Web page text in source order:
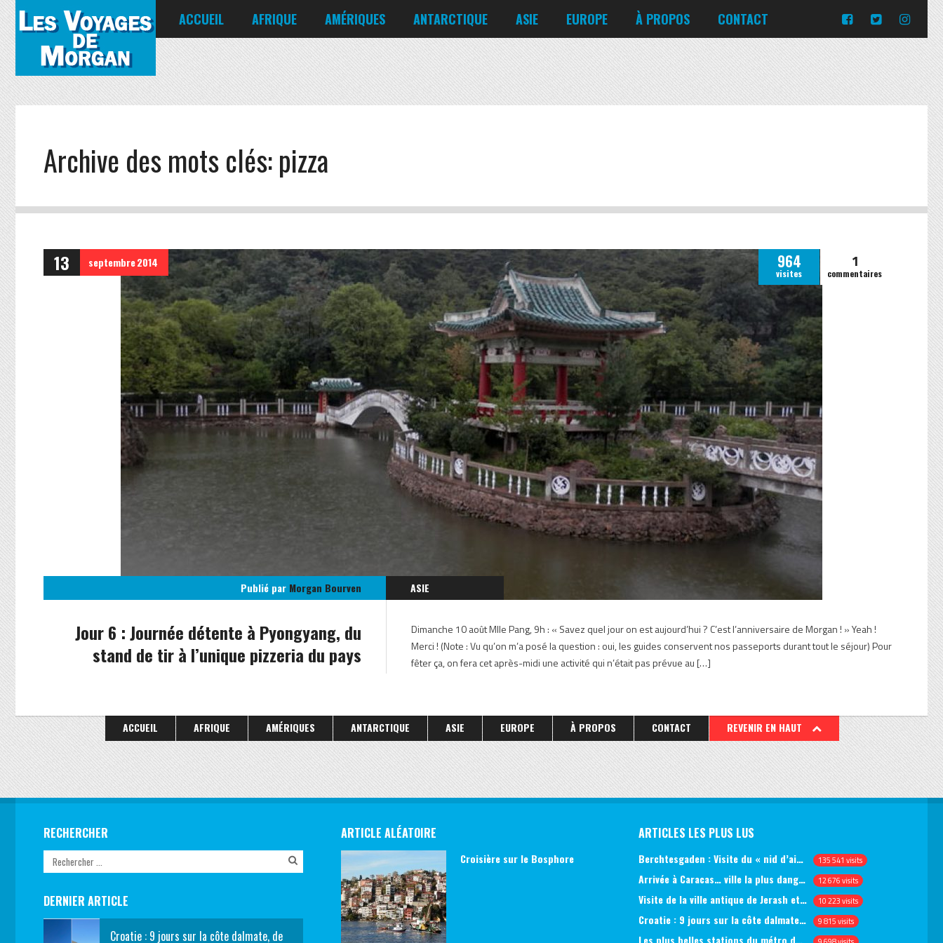
ACCUEIL AFRIQUE
Égypte
Kenya
AMÉRIQUES
Canada
Chili
États-Unis
Mexique
Nicaragua
ANTARCTIQUE ASIE
Bahreïn
Bangladesh
Corée du Sud
Emirats Arabes Unis
Japon
EUROPE
Allemagne
Biélorussie
Islande
Italie
Lituanie
Portugal
Ukraine
République tchèque
À PROPOS CONTACT
Turquie
Irlande
Moldavie
Norvège
Pologne
Russie
Slovaquie
Slovénie
Archive des mots clés:pizza
13 septembre2014 964
visites
1
commentaires
Publié par Morgan Bourven
ASIE
Jour 6 : Journée détente à Pyongyang, du
stand de tir à l’unique pizzeria du pays
Dimanche 10 août Mlle Pang, 9h : « Savez quel jour on est aujourd’hui ? C’est l’anniversaire de Morgan ! » Yeah !
Merci ! (Note : Vu qu’on m’a posé la question : oui, les guides conservent nos passeports durant tout le séjour) Pour
fêter ça, on fera cet après-midi une activité qui n’était pas prévue au […]
ACCUEIL AFRIQUE AMÉRIQUES ANTARCTIQUE ASIE EUROPE À PROPOS CONTACT REVENIR EN HAUT
RECHERCHER
DERNIER ARTICLE
Croatie : 9 jours sur la côte dalmate, de
ARTICLE ALÉATOIRE
Croisière sur le Bosphore
ARTICLES LES PLUS LUS
Berchtesgaden : Visite du « nid d’aigle » et des bunkers d’Hitler 135 541 visits
Arrivée à Caracas… ville la plus dangereuse du monde (jour 1) 12 676 visits
Visite de la ville antique de Jerash et du château d’Ajlun (jour 1) 10 223 visits
Croatie : 9 jours sur la côte dalmate, de Split à Dubrovnik, en passant par Hvar et Mjlet 9 815 visits
Les plus belles stations du métro de Saint-Pétersbourg